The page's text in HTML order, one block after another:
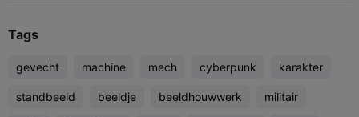
Tags
gevecht machine mech cyberpunk karakter
standbeeld beeldje beeldhouwwerk militair